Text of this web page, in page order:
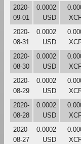
2020-
09-01
0.0002
USD
2020-
08-31
0.0002
USD
2020-
08-30
0.0002
USD
2020-
08-29
0.0002
USD
2020-
08-28
0.0002
USD
2020-
08-27
0.0002
USD